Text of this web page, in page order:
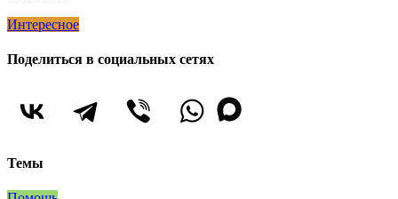
Интересное
Поделиться в социальных сетях
Темы